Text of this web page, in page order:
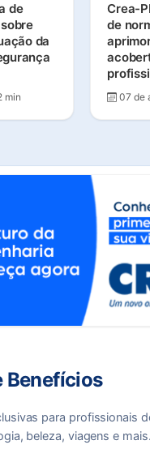
de
da
min
Crea-
de
07 de
Benefícios
para profissionais
beleza, viagens e mais.